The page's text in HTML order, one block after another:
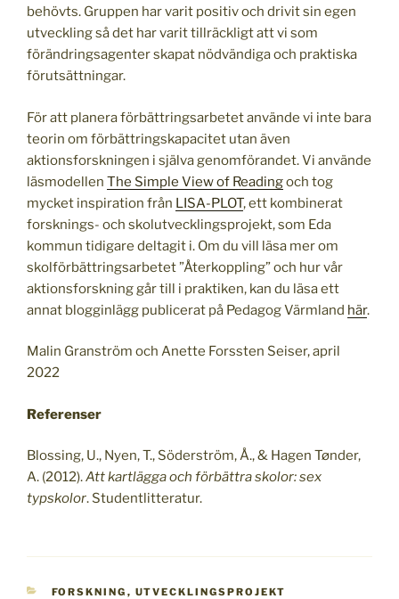
behövts. Gruppen har varit positiv och drivit sin egen
utveckling så det har varit tillräckligt att vi som
förändringsagenter skapat nödvändiga och praktiska
förutsättningar.
För att planera förbättringsarbetet använde vi inte bara
teorin om förbättringskapacitet utan även
aktionsforskningen i själva genomförandet. Vi använde
läsmodellen The Simple View of Readingoch tog
mycket inspiration från LISA-PLOT, ett kombinerat
forsknings- och skolutvecklingsprojekt, som Eda
kommun tidigare deltagit i. Om du vill läsa mer om
skolförbättringsarbetet ”Återkoppling” och hur vår
aktionsforskning går till i praktiken, kan du läsa ett
annat blogginlägg publicerat på Pedagog Värmland här.
Malin Granström och Anette Forssten Seiser, april
2022
Referenser
Blossing, U., Nyen, T., Söderström, Å., & Hagen Tønder,
A. (2012).Att kartlägga och förbättra skolor: sex
typskolor. Studentlitteratur.
KATEGORIER
FORSKNING , UTVECKLINGSPROJEKT